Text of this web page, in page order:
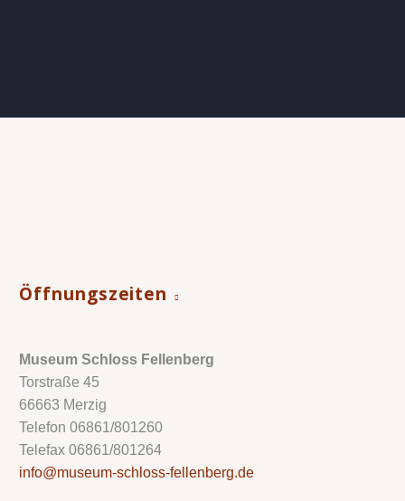
Öffnungszeiten
Museum Schloss Fellenberg
Torstraße 45
66663 Merzig
Telefon 06861/801260
Telefax 06861/801264
info@museum-schloss-fellenberg.de